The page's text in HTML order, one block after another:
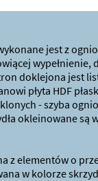
jest z
wypełnienie,
doklejona jest
płyta HDF
- szyba
okleinowane są
z elementów o
w kolorze